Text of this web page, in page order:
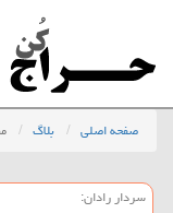
صفحه اصلی بلاگ
سردار رادان: